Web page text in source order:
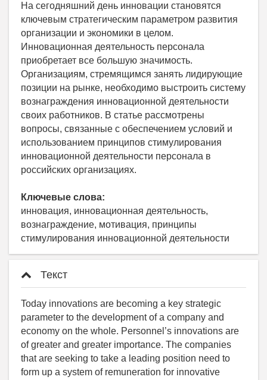
На сегодняшний день инновации становятся
ключевым стратегическим параметром развития
организации и экономики в целом.
Инновационная деятельность персонала
приобретает все большую значимость.
Организациям, стремящимся занять лидирующие
позиции на рынке, необходимо выстроить систему
вознаграждения инновационной деятельности
своих работников. В статье рассмотрены
вопросы, связанные с обеспечением условий и
использованием принципов стимулирования
инновационной деятельности персонала в
российских организациях.
Ключевые слова:
инновация, инновационная деятельность,
вознаграждение, мотивация, принципы
стимулирования инновационной деятельности
Текст
Today innovations are becoming a key strategic
parameter to the development of a company and
economy on the whole. Personnel’s innovations are
of greater and greater importance. The companies
that are seeking to take a leading position need to
form up a system of remuneration for innovative